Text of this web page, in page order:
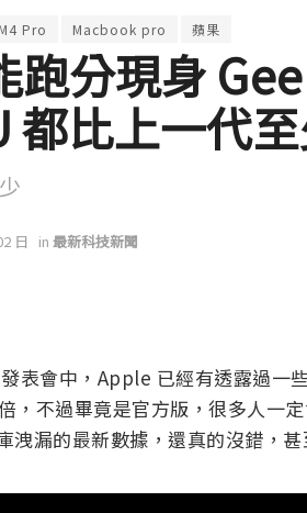
M4 Pro Macbook pro 蘋果
跑分現身
都比上一代
日 in 最新科技新聞
表會中，Apple 已經有透露過一
，不過畢竟是官方版，很多人一
漏的最新數據，還真的沒錯，